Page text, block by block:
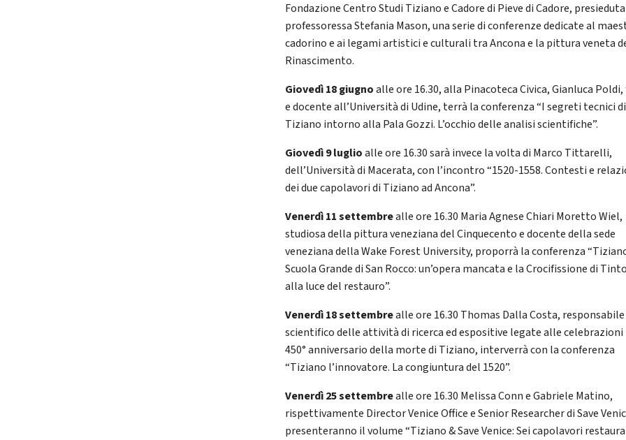
Fondazione Centro Studi Tiziano e Cadore di Pieve di Cadore,
professoressa Stefania Mason, una serie di conferenze dedicate al
cadorino e ai legami artistici e culturali tra Ancona e la pittura veneta
Rinascimento.
Giovedì 18 giugnoalle ore 16.30, alla Pinacoteca Civica, Gianluca
e docente all’Università di Udine, terrà la conferenza “I segreti tecnici di
Tiziano intorno alla Pala Gozzi. L’occhio delle analisi scientifiche”.
Giovedì 9 luglioalle ore 16.30 sarà invece la volta di Marco Tittarelli,
dell’Università di Macerata, con l’incontro “1520-1558. Contesti e
dei due capolavori di Tiziano ad Ancona”.
Venerdì 11 settembrealle ore 16.30 Maria Agnese Chiari Moretto Wiel,
studiosa della pittura veneziana del Cinquecento e docente della sede
veneziana della Wake Forest University, proporrà la conferenza
Scuola Grande di San Rocco: un’opera mancata e la Crocifissione di
alla luce del restauro”.
Venerdì 18 settembrealle ore 16.30 Thomas Dalla Costa, responsabile
scientifico delle attività di ricerca ed espositive legate alle
450° anniversario della morte di Tiziano, interverrà con la conferenza
“Tiziano l’innovatore. La congiuntura del 1520”.
Venerdì 25 settembrealle ore 16.30 Melissa Conn e Gabriele Matino,
rispettivamente Director Venice Office e Senior Researcher di Save
presenteranno il volume “Tiziano & Save Venice: Sei capolavori